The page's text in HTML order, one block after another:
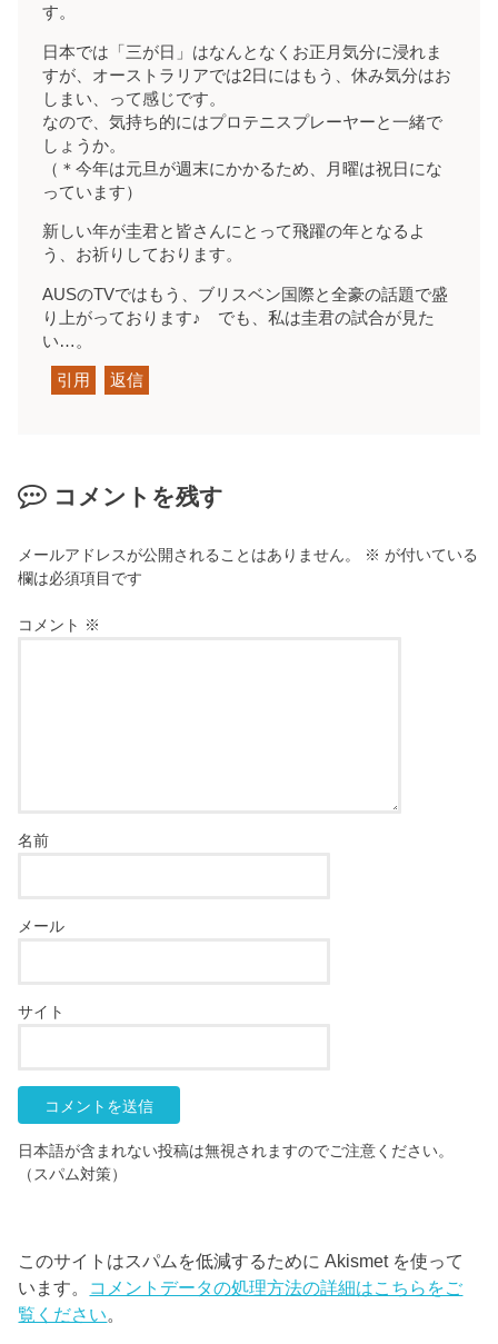
す。
日本では「三が日」はなんとなくお正月気分に浸れま
すが、オーストラリアでは2日にはもう、休み気分はお
しまい、って感じです。
なので、気持ち的にはプロテニスプレーヤーと一緒で
しょうか。
（＊今年は元旦が週末にかかるため、月曜は祝日にな
っています）
新しい年が圭君と皆さんにとって飛躍の年となるよ
う、お祈りしております。
AUSのTVではもう、ブリスベン国際と全豪の話題で盛
り上がっております♪ でも、私は圭君の試合が見た
い…。
引用 返信
コメントを残す
メールアドレスが公開されることはありません。 ※ が付いている
欄は必須項目です
コメント ※
名前
メール
サイト
日本語が含まれない投稿は無視されますのでご注意ください。
（スパム対策）
このサイトはスパムを低減するために Akismet を使って
います。 コメントデータの処理方法の詳細はこちらをご
覧ください。